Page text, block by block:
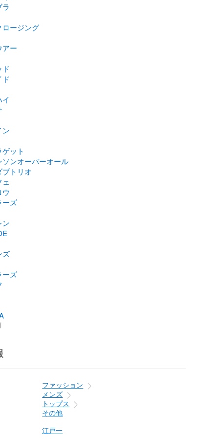
ージング
アー
ン
ット
ンオーバーオール
トリオ
ーズ
ン
ズ
ーズ
ファッション
メンズ
トップス
その他
江戸一